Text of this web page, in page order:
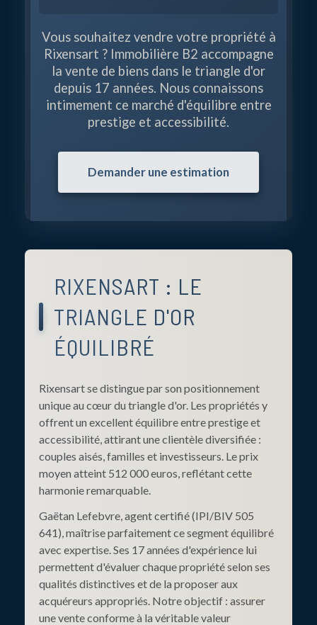
Vous souhaitez vendre votre propriété à
Rixensart ? Immobilière B2 accompagne
la vente de biens dans le triangle d'or
depuis 17 années. Nous connaissons
intimement ce marché d'équilibre entre
prestige et accessibilité.
Demander une estimation
RIXENSART : LE
TRIANGLE D'OR
ÉQUILIBRÉ
Rixensart se distingue par son positionnement
unique au cœur du triangle d'or. Les propriétés y
offrent un excellent équilibre entre prestige et
accessibilité, attirant une clientèle diversifiée :
couples aisés, familles et investisseurs. Le prix
moyen atteint 512 000 euros, reflétant cette
harmonie remarquable.
Gaëtan Lefebvre, agent certifié (IPI/BIV 505
641), maîtrise parfaitement ce segment équilibré
avec expertise. Ses 17 années d'expérience lui
permettent d'évaluer chaque propriété selon ses
qualités distinctives et de la proposer aux
acquéreurs appropriés. Notre objectif : assurer
une vente conforme à la véritable valeur